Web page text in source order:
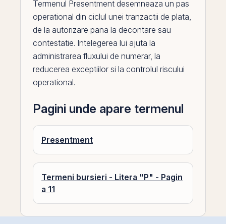
Termenul Presentment desemneaza un pas
operational din ciclul unei tranzactii de plata,
de la autorizare pana la decontare sau
contestatie. Intelegerea lui ajuta la
administrarea fluxului de numerar, la
reducerea exceptiilor si la controlul riscului
operational.
Pagini unde apare termenul
Presentment
Termeni bursieri - Litera "P" - Pagin
a 11